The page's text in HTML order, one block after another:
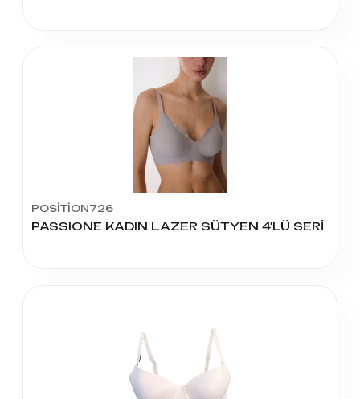
POSİTİON726
PASSIONE KADIN LAZER SÜTYEN 4'LÜ SERİ